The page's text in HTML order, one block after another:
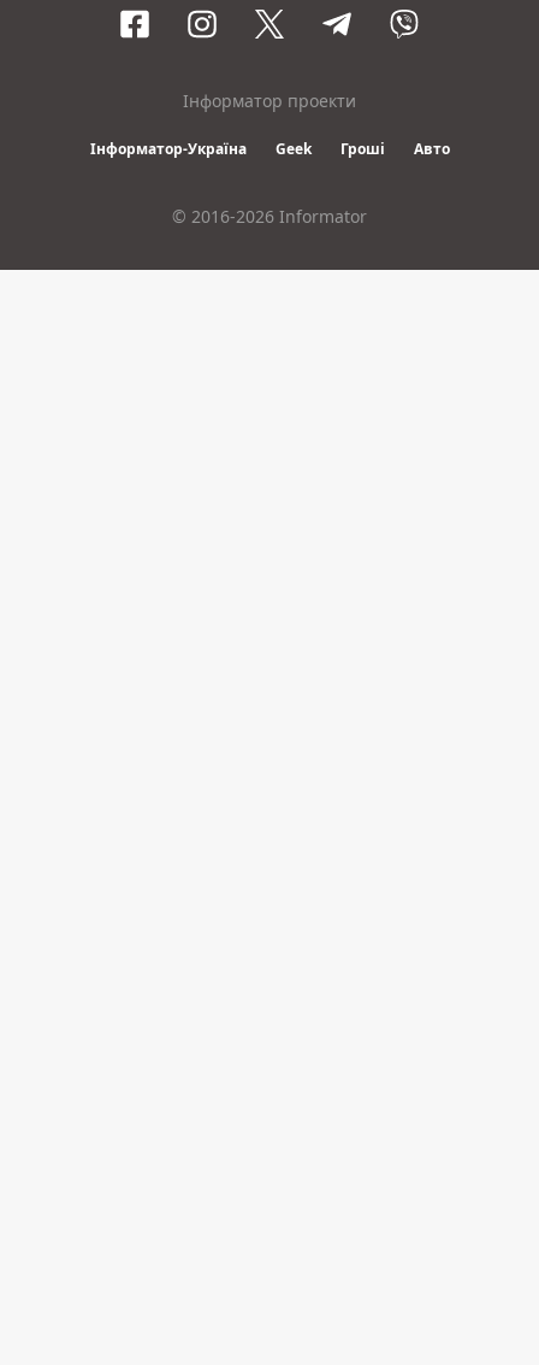
Інформатор проекти
Інформатор-Україна Geek Гроші Авто
© 2016-2026 Informator